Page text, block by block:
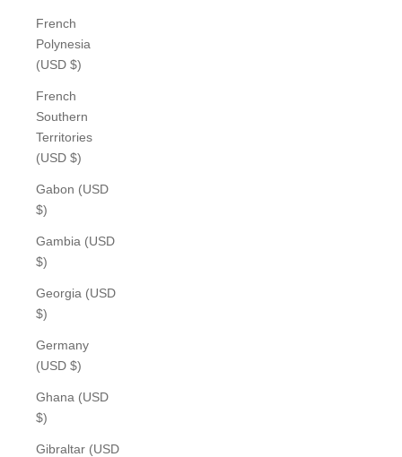
French
Polynesia
(USD $)
French
Southern
Territories
(USD $)
Gabon (USD
$)
Gambia (USD
$)
Georgia (USD
$)
Germany
(USD $)
Ghana (USD
$)
Gibraltar (USD